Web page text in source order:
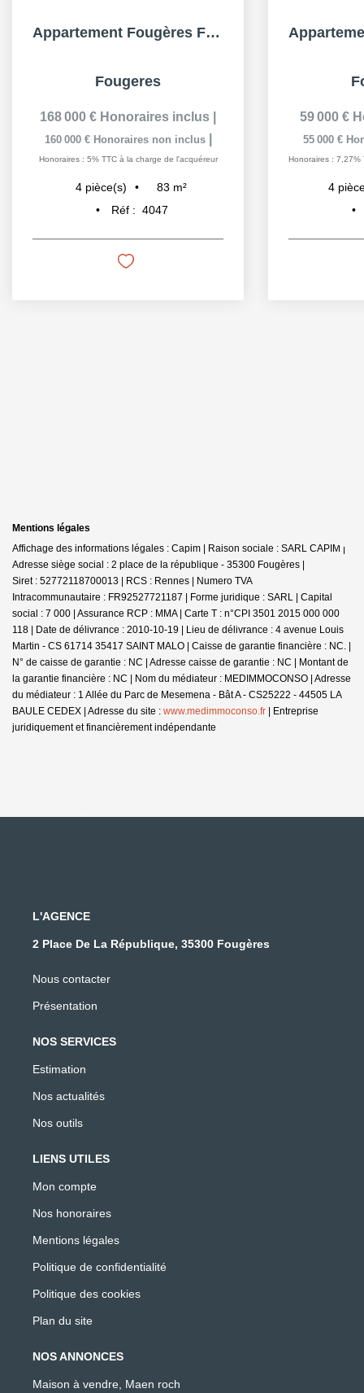
Appartement Fougères Forum 4 pièce(s)- (83.42m² hab)- 3...
Fougeres
168 000 € Honoraires inclus
160 000 € Honoraires non inclus
Honoraires : 5% TTC à la charge de l'acquéreur
4 pièce(s) 83 m²
Réf : 4047
59 000 €
55 000 €
Honoraires : 7,27%
4
Mentions légales
Affichage des informations légales : Capim | Raison sociale : SARL CAPIM |
Adresse siège social : 2 place de la république - 35300 Fougères |
Siret : 52772118700013 | RCS : Rennes | Numero TVA
Intracommunautaire : FR92527721187 | Forme juridique : SARL | Capital
social : 7 000 | Assurance RCP : MMA | Carte T : n°CPI 3501 2015 000 000
118 | Date de délivrance : 2010-10-19 | Lieu de délivrance : 4 avenue Louis
Martin - CS 61714 35417 SAINT MALO | Caisse de garantie financière : NC. |
N° de caisse de garantie : NC | Adresse caisse de garantie : NC | Montant de
la garantie financière : NC | Nom du médiateur : MEDIMMOCONSO | Adresse
du médiateur : 1 Allée du Parc de Mesemena - Bât A - CS25222 - 44505 LA
BAULE CEDEX | Adresse du site : www.medimmoconso.fr | Entreprise
juridiquement et financièrement indépendante
L'AGENCE
2 Place De La République, 35300 Fougères
Nous contacter
Présentation
NOS SERVICES
Estimation
Nos actualités
Nos outils
LIENS UTILES
Mon compte
Nos honoraires
Mentions légales
Politique de confidentialité
Politique des cookies
Plan du site
NOS ANNONCES
Maison à vendre, Maen roch